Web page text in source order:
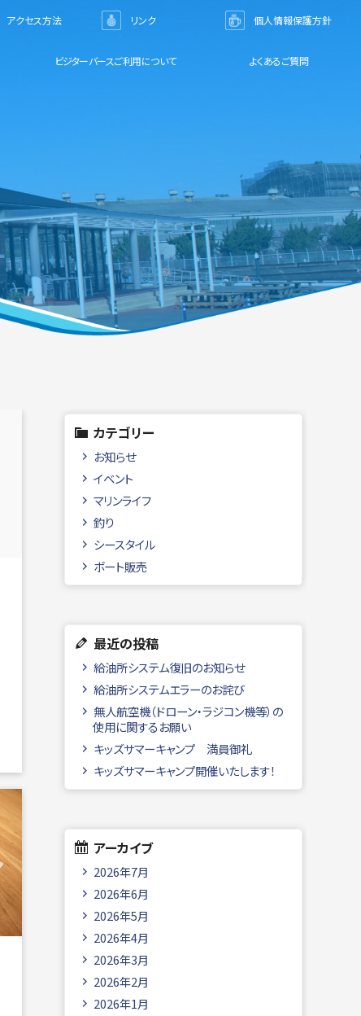
アクセス方法 リンク
個人情報保護方針
ビジターバースご利用について よくあるご質問
カテゴリー
お知らせ
イベント
マリンライフ
釣り
シースタイル
ボート販売
最近の投稿
給油所システム復旧のお知らせ
給油所システムエラーのお詫び
無人航空機（ドローン・ラジコン機等）の
使用に関するお願い
キッズサマーキャンプ 満員御礼
キッズサマーキャンプ開催いたします！
アーカイブ
2026年7月
2026年6月
2026年5月
2026年4月
2026年3月
2026年2月
2026年1月